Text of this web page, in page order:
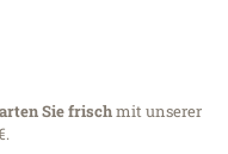
Sie frischmit unserer